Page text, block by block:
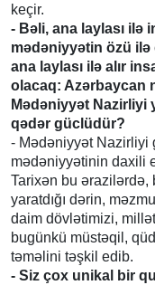
keçir.
- Bəli, ana laylası ilə
mədəniyyətin özü ilə
ana laylası ilə alır
olacaq: Azərbaycan
Mədəniyyət
qədər güclüdür?
- Mədəniyyət Nazirliyi
mədəniyyətinin daxili
Tarixən bu ərazilərdə,
yaratdığı dərin,
daim dövlətimizi,
bugünkü müstəqil,
təməlini təşkil edib.
- Siz çox unikal bir